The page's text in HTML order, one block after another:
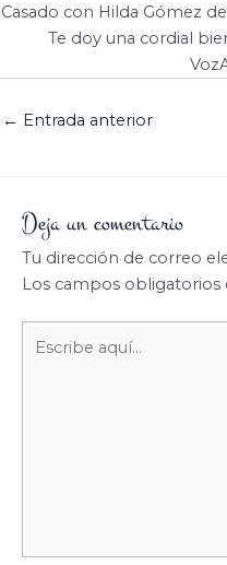
Casado con Hilda Gómez
Te doy una cordial
← Entrada anterior
Deja un comentario
Tu dirección de correo
Los campos obligatorios
aquí...